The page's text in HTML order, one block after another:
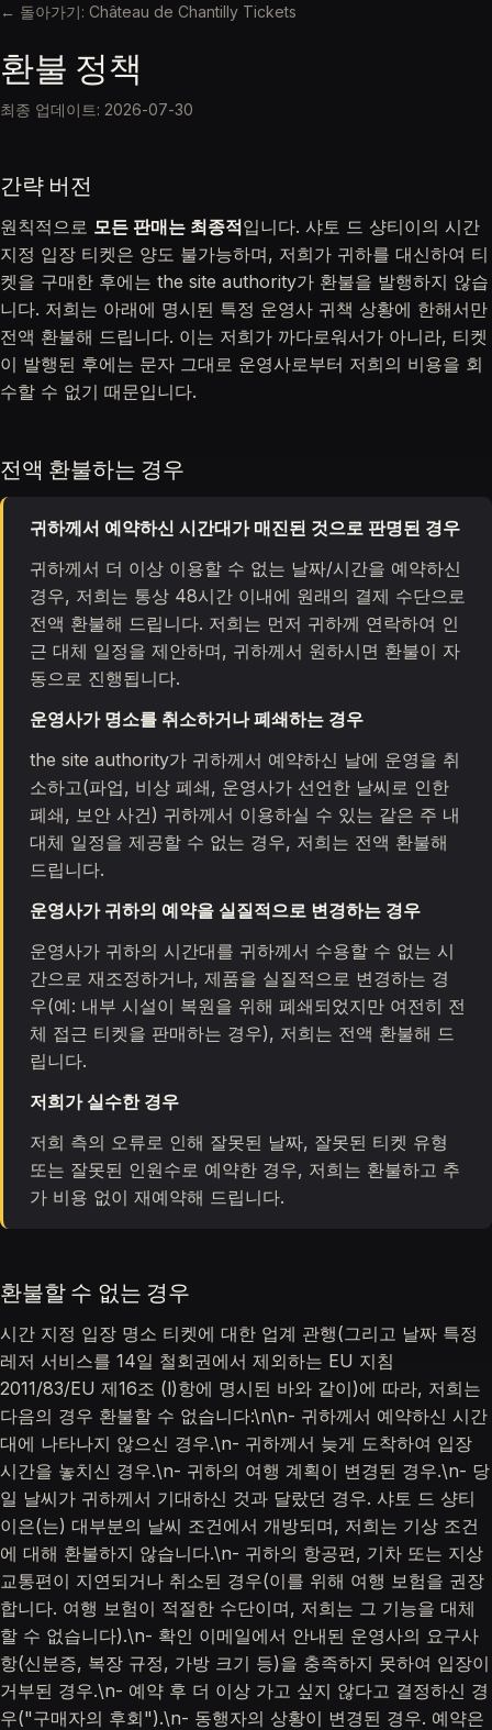
← 돌아가기: Château de Chantilly Tickets
환불 정책
최종 업데이트: 2026-07-30
간략 버전
원칙적으로 모든 판매는 최종적입니다. 샤토 드 샹티이의 시간
지정 입장 티켓은 양도 불가능하며, 저희가 귀하를 대신하여 티
켓을 구매한 후에는 the site authority가 환불을 발행하지 않습
니다. 저희는 아래에 명시된 특정 운영사 귀책 상황에 한해서만
전액 환불해 드립니다. 이는 저희가 까다로워서가 아니라, 티켓
이 발행된 후에는 문자 그대로 운영사로부터 저희의 비용을 회
수할 수 없기 때문입니다.
전액 환불하는 경우
귀하께서 예약하신 시간대가 매진된 것으로 판명된 경우
귀하께서 더 이상 이용할 수 없는 날짜/시간을 예약하신
경우, 저희는 통상 48시간 이내에 원래의 결제 수단으로
전액 환불해 드립니다. 저희는 먼저 귀하께 연락하여 인
근 대체 일정을 제안하며, 귀하께서 원하시면 환불이 자
동으로 진행됩니다.
운영사가 명소를 취소하거나 폐쇄하는 경우
the site authority가 귀하께서 예약하신 날에 운영을 취
소하고(파업, 비상 폐쇄, 운영사가 선언한 날씨로 인한
폐쇄, 보안 사건) 귀하께서 이용하실 수 있는 같은 주 내
대체 일정을 제공할 수 없는 경우, 저희는 전액 환불해
드립니다.
운영사가 귀하의 예약을 실질적으로 변경하는 경우
운영사가 귀하의 시간대를 귀하께서 수용할 수 없는 시
간으로 재조정하거나, 제품을 실질적으로 변경하는 경
우(예: 내부 시설이 복원을 위해 폐쇄되었지만 여전히 전
체 접근 티켓을 판매하는 경우), 저희는 전액 환불해 드
립니다.
저희가 실수한 경우
저희 측의 오류로 인해 잘못된 날짜, 잘못된 티켓 유형
또는 잘못된 인원수로 예약한 경우, 저희는 환불하고 추
가 비용 없이 재예약해 드립니다.
환불할 수 없는 경우
시간 지정 입장 명소 티켓에 대한 업계 관행(그리고 날짜 특정
레저 서비스를 14일 철회권에서 제외하는 EU 지침
2011/83/EU 제16조 (l)항에 명시된 바와 같이)에 따라, 저희는
다음의 경우 환불할 수 없습니다:\n\n- 귀하께서 예약하신 시간
대에 나타나지 않으신 경우.\n- 귀하께서 늦게 도착하여 입장
시간을 놓치신 경우.\n- 귀하의 여행 계획이 변경된 경우.\n- 당
일 날씨가 귀하께서 기대하신 것과 달랐던 경우. 샤토 드 샹티
이은(는) 대부분의 날씨 조건에서 개방되며, 저희는 기상 조건
에 대해 환불하지 않습니다.\n- 귀하의 항공편, 기차 또는 지상
교통편이 지연되거나 취소된 경우(이를 위해 여행 보험을 권장
합니다. 여행 보험이 적절한 수단이며, 저희는 그 기능을 대체
할 수 없습니다).\n- 확인 이메일에서 안내된 운영사의 요구사
항(신분증, 복장 규정, 가방 크기 등)을 충족하지 못하여 입장이
거부된 경우.\n- 예약 후 더 이상 가고 싶지 않다고 결정하신 경
우("구매자의 후회").\n- 동행자의 상황이 변경된 경우. 예약은